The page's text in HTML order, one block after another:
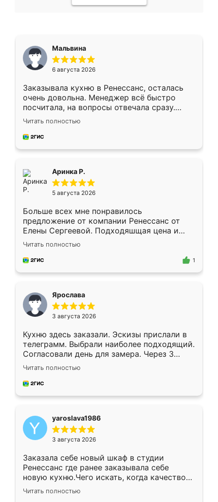
Мальвина
6 августа 2026
Заказывала кухню в Ренессанс, осталась
очень довольна. Менеджер всё быстро
посчитала, на вопросы отвечала сразу.
Замерщик приехал в субботу, подошёл к
делу со всей ответственностью. Собрали
за день, ребята работали аккуратно, даже
Читать полностью
Аринка Р.
5 августа 2026
Больше всех мне понравилось
предложение от компании Ренессанс от
Елены Сергеевой. Подходяшщая цена и
короткие сроки изготовления. Приехавший
для замера сотрудник Владислав
предложил по моему эскизу самый
Читать полностью
1
Ярослава
3 августа 2026
Кухню здесь заказали. Эскизы прислали в
телеграмм. Выбрали наиболее подходящий.
Согласовали день для замера. Через 3
недели кухня была уже готова. Остались
довольны работой. Спасибо Ренессанс
мебель за качественную работу!
Читать полностью
yaroslava1986
3 августа 2026
Заказала себе новый шкаф в студии
Ренессанс где ранее заказывала себе
новую кухню.Чего искать, когда качеством
вполне довольна. Служит кухня уже почти
два года, нареканий нет.
Читать полностью